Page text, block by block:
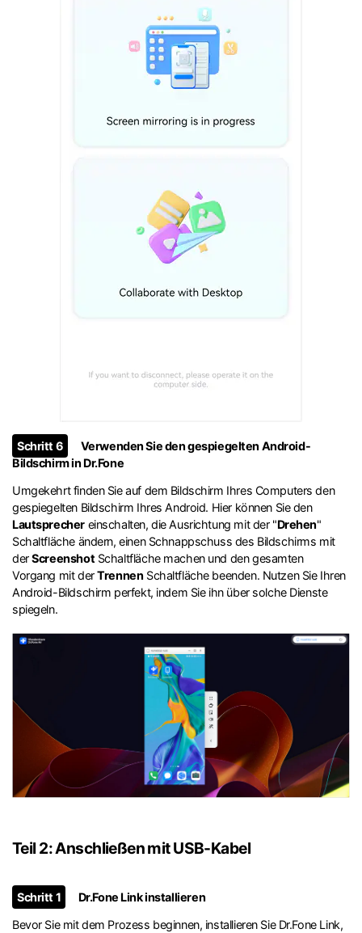
Schritt 6
Verwenden Sie den gespiegelten Android-
Bildschirm in Dr.Fone
Umgekehrt finden Sie auf dem Bildschirm Ihres Computers den
gespiegelten Bildschirm Ihres Android. Hier können Sie den
Lautsprechereinschalten, die Ausrichtung mit der "Drehen"
Schaltfläche ändern, einen Schnappschuss des Bildschirms mit
derScreenshot Schaltfläche machen und den gesamten
Vorgang mit derTrennen Schaltfläche beenden. Nutzen Sie Ihren
Android-Bildschirm perfekt, indem Sie ihn über solche Dienste
spiegeln.
Teil 2: Anschließen mit USB-Kabel
Schritt 1
Dr.Fone Link installieren
Bevor Sie mit dem Prozess beginnen, installieren Sie Dr.Fone Link,